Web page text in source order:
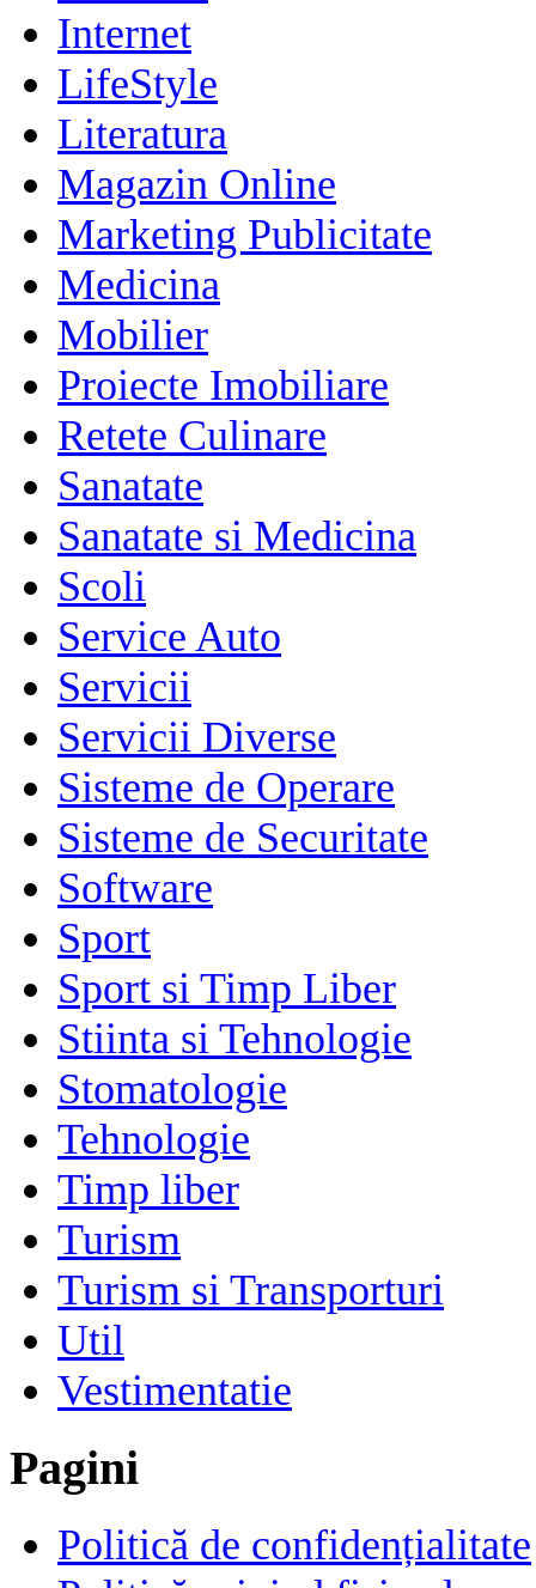
Internet
LifeStyle
Literatura
Magazin Online
Marketing Publicitate
Medicina
Mobilier
Proiecte Imobiliare
Retete Culinare
Sanatate
Sanatate si Medicina
Scoli
Service Auto
Servicii
Servicii Diverse
Sisteme de Operare
Sisteme de Securitate
Software
Sport
Sport si Timp Liber
Stiinta si Tehnologie
Stomatologie
Tehnologie
Timp liber
Turism
Turism si Transporturi
Util
Vestimentatie
Pagini
Politică de confidențialitate